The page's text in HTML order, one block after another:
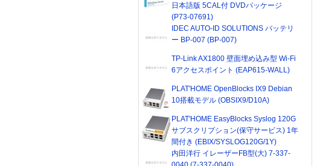
日本語版 5CAL付 DVDパッケージ
(P73-07691)
IDEC AUTO-ID SOLUTIONS バッテリ
ー BP-007 (BP-007)
TP-Link AX1800 壁面埋め込み型 Wi-Fi
6アクセスポイント (EAP615-WALL)
PLAT'HOME OpenBlocks IX9 Debian
10搭載モデル (OBSIX9/D10A)
PLAT'HOME EasyBlocks Syslog 120G
サブスクリプション(保守サービス) 1年
間付き (EBIX/SYSLOG120G/1Y)
内田洋行 イレーザーFB型(大) 7-337-